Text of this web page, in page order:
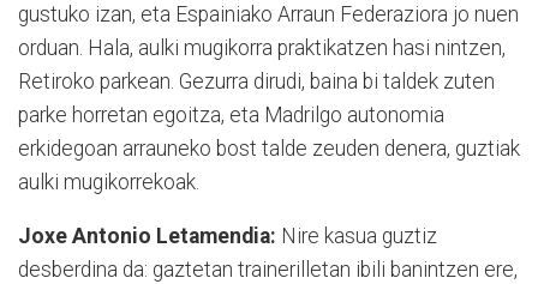
gustuko izan, eta Espainiako Arraun Federaziora jo nuen
orduan. Hala, aulki mugikorra praktikatzen hasi nintzen,
Retiroko parkean. Gezurra dirudi, baina bi taldek zuten
parke horretan egoitza, eta Madrilgo autonomia
erkidegoan arrauneko bost talde zeuden denera, guztiak
aulki mugikorrekoak.
Joxe Antonio Letamendia: Nire kasua guztiz
desberdina da: gaztetan trainerilletan ibili banintzen ere,